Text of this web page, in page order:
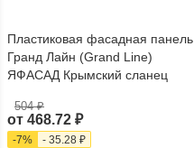
Пластиковая фасадная панель
Гранд Лайн (Grand Line)
ЯФАСАД Крымский сланец
от 468.72 ₽
504 ₽
-7% - 35.28 ₽